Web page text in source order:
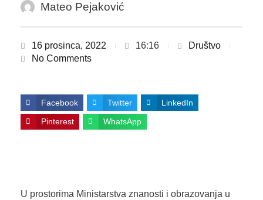
Mateo Pejaković
16 prosinca, 2022 16:16
Društvo
No Comments
Facebook Twitter LinkedIn
Pinterest WhatsApp
U prostorima Ministarstva znanosti i obrazovanja u